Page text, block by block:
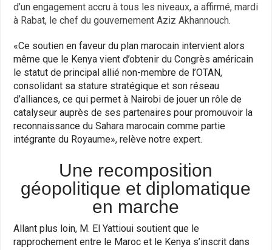
d’un engagement accru à tous les niveaux, a affirmé, mardi
à Rabat, le chef du gouvernement Aziz Akhannouch.
«Ce soutien en faveur du plan marocain intervient alors
même que le Kenya vient d’obtenir du Congrès américain
le statut de principal allié non-membre de l’OTAN,
consolidant sa stature stratégique et son réseau
d’alliances, ce qui permet à Nairobi de jouer un rôle de
catalyseur auprès de ses partenaires pour promouvoir la
reconnaissance du Sahara marocain comme partie
intégrante du Royaume», relève notre expert.
Une recomposition
géopolitique et diplomatique
en marche
Allant plus loin, M. El Yattioui soutient que le
rapprochement entre le Maroc et le Kenya s’inscrit dans